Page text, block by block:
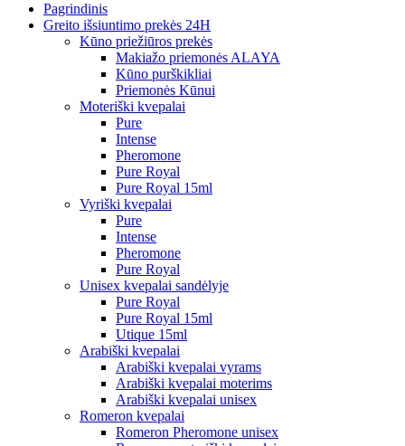
Pagrindinis
Greito išsiuntimo prekės 24H
Kūno priežiūros prekės
Makiažo priemonės ALAYA
Kūno purškikliai
Priemonės Kūnui
Moteriški kvepalai
Pure
Intense
Pheromone
Pure Royal
Pure Royal 15ml
Vyriški kvepalai
Pure
Intense
Pheromone
Pure Royal
Unisex kvepalai sandėlyje
Pure Royal
Pure Royal 15ml
Utique 15ml
Arabiški kvepalai
Arabiški kvepalai vyrams
Arabiški kvepalai moterims
Arabiški kvepalai unisex
Romeron kvepalai
Romeron Pheromone unisex